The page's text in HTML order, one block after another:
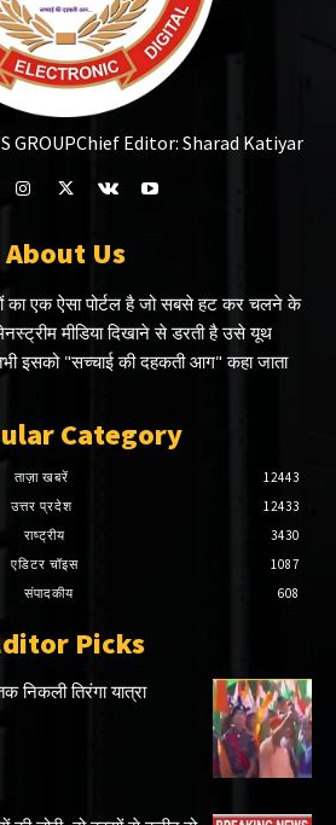
GROUPChief Editor: Sharad Katiyar
About Us
का एक ऐसा पोर्टल है जो सबसे हट कर चलने के
मीडिया दिखाने से डरती है उसे यूथ
इसको "सच्चाई की दहकती आग" कहा जाता
Category
ताज़ा खबरें
12443
उत्तर प्रदेश
12433
राष्ट्रीय
3430
एडिटर चॉइस
1087
संपादकीय
608
Picks
निकली तिरंगा यात्रा